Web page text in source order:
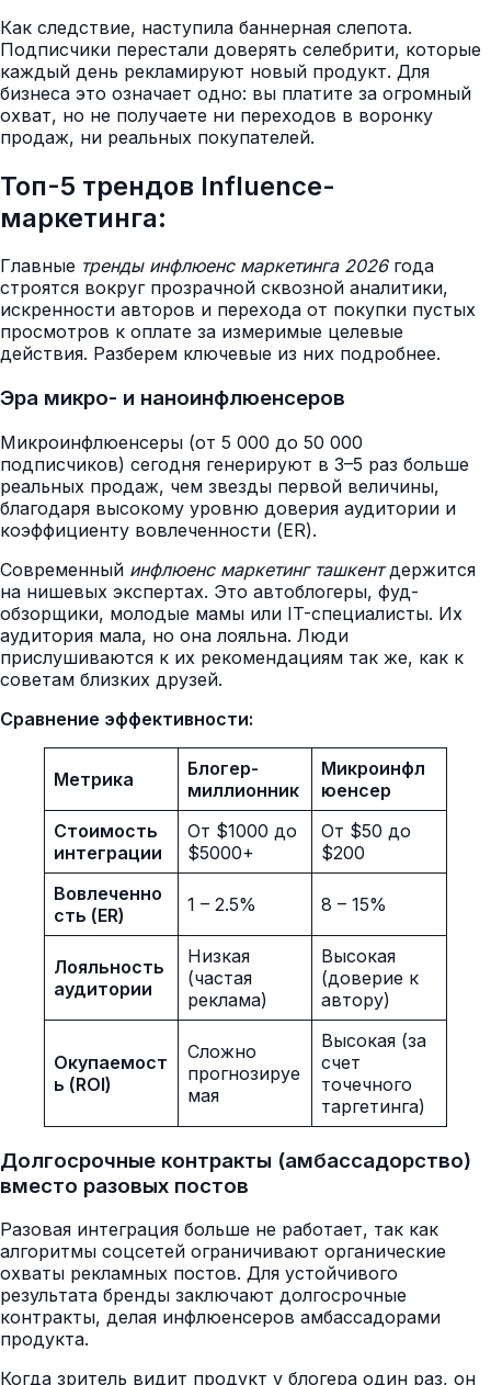
Как следствие, наступила баннерная слепота.
Подписчики перестали доверять селебрити, которые
каждый день рекламируют новый продукт. Для
бизнеса это означает одно: вы платите за огромный
охват, но не получаете ни переходов в воронку
продаж, ни реальных покупателей.
Топ-5 трендов Influence-
маркетинга:
Главные тренды инфлюенс маркетинга 2026года
строятся вокруг прозрачной сквозной аналитики,
искренности авторов и перехода от покупки пустых
просмотров к оплате за измеримые целевые
действия. Разберем ключевые из них подробнее.
Эра микро- и наноинфлюенсеров
Микроинфлюенсеры (от 5 000 до 50 000
подписчиков) сегодня генерируют в 3–5 раз больше
реальных продаж, чем звезды первой величины,
благодаря высокому уровню доверия аудитории и
коэффициенту вовлеченности (ER).
Современный инфлюенс маркетинг ташкентдержится
на нишевых экспертах. Это автоблогеры, фуд-
обзорщики, молодые мамы или IT-специалисты. Их
аудитория мала, но она лояльна. Люди
прислушиваются к их рекомендациям так же, как к
советам близких друзей.
Сравнение эффективности:
Метрика
Блогер-
миллионник
Микроинфл
юенсер
Стоимость
интеграции
От $1000 до
$5000+
От $50 до
$200
Вовлеченно
сть (ER)
1 – 2.5% 8 – 15%
Лояльность
аудитории
Низкая
(частая
реклама)
Высокая
(доверие к
автору)
Окупаемост
ь (ROI)
Сложно
прогнозируе
мая
Высокая (за
счет
точечного
таргетинга)
Долгосрочные контракты (амбассадорство)
вместо разовых постов
Разовая интеграция больше не работает, так как
алгоритмы соцсетей ограничивают органические
охваты рекламных постов. Для устойчивого
результата бренды заключают долгосрочные
контракты, делая инфлюенсеров амбассадорами
продукта.
Когда зритель видит продукт у блогера один раз, он